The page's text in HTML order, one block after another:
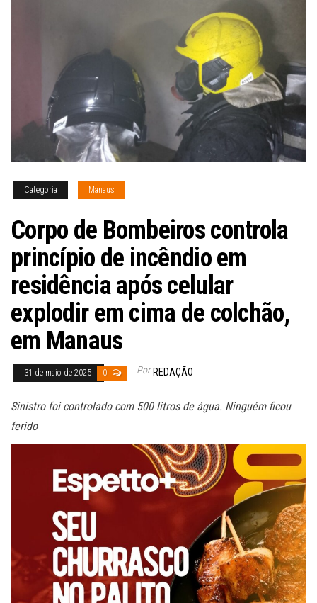
Categoria Manaus
Corpo de Bombeiros controla
princípio de incêndio em
residência após celular
explodir em cima de colchão,
em Manaus
31 de maio de 2025 0 Por REDAÇÃO
Sinistro foi controlado com 500 litros de água. Ninguém ficou
ferido